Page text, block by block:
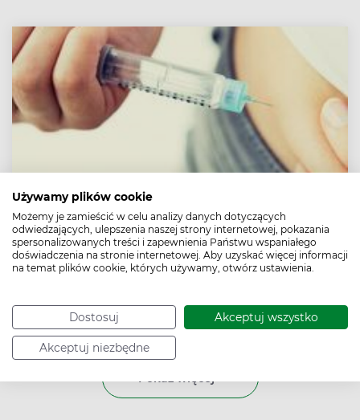
Używamy plików cookie
Możemy je zamieścić w celu analizy danych dotyczących
odwiedzających, ulepszenia naszej strony internetowej, pokazania
spersonalizowanych treści i zapewnienia Państwu wspaniałego
doświadczenia na stronie internetowej. Aby uzyskać więcej informacji
na temat plików cookie, których używamy, otwórz ustawienia.
Dostosuj Akceptuj wszystko
Akceptuj niezbędne
Jakiej długości igły do podawania insuliny
wybrać?
Najkrótsze igły do penów - wstrzykiwaczy insuliny -
by mieć pewność, że insulina została podana
prawidłowo, czyli do tkanki podskórnej? Jaki wpływ
mają igły, którymi podawana jest insulina, na glikemię
pacjentów z cukrzycą?
Pokaż więcej